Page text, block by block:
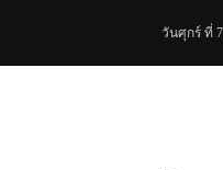
วันศุกร์ ที่